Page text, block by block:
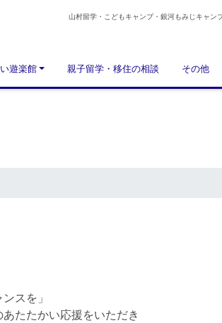
山村留学・こどもキャンプ・銀河もみじキャン
遊楽館 親子留学・移住の相談 その他
スを」
たたかい応援をいただき